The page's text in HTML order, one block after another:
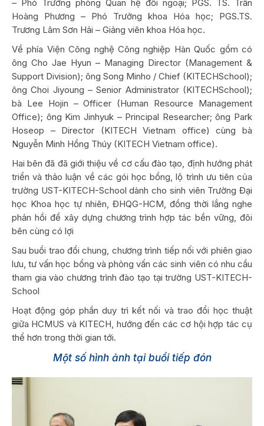
– Phó Trưởng phòng Quan hệ đối ngoại; PGS. TS. Trần
Hoàng Phương – Phó Trưởng khoa Hóa học; PGS.TS.
Trương Lâm Sơn Hải – Giảng viên khoa Hóa học.
Về phía Viện Công nghệ Công nghiệp Hàn Quốc gồm có
ông Cho Jae Hyun – Managing Director (Management &
Support Division); ông Song Minho / Chief (KITECHSchool);
ông Choi Jiyoung – Senior Administrator (KITECHSchool);
bà Lee Hojin – Officer (Human Resource Management
Office); ông Kim Jinhyuk – Principal Researcher; ông Park
Hoseop – Director (KITECH Vietnam office) cùng bà
Nguyễn Minh Hồng Thúy (KITECH Vietnam office).
Hai bên đã đã giới thiệu về cơ cấu đào tạo, định hướng phát
triển và thảo luận về các gói học bổng, lộ trình ưu tiên của
trường UST-KITECH-School dành cho sinh viên Trường Đại
học Khoa học tự nhiên, ĐHQG-HCM, đồng thời lắng nghe
phản hồi để xây dựng chương trình hợp tác bền vững, đôi
bên cùng có lợi
Sau buổi trao đổi chung, chương trình tiếp nối với phiên giao
lưu, tư vấn học bổng và phỏng vấn các sinh viên có nhu cầu
tham gia vào chương trình đào tạo tại trường UST-KITECH-
School
Hoạt động góp phần duy trì kết nối và trao đổi học thuật
giữa HCMUS và KITECH, hướng đến các cơ hội hợp tác cụ
thể hơn trong thời gian tới.
Một số hình ảnh tại buổi tiếp đón